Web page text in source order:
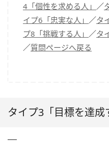
4「個性を求める人」 ／
イプ6「忠実な人」 ／タ
プ8「挑戦する人」 ／タ
／質問ページへ戻る
タイプ3「目標を達成